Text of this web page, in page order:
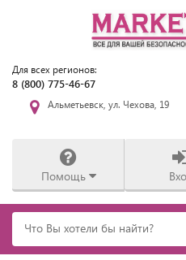
Для всех регионов:
8 (800) 775-46-67
Альметьевск, ул. Чехова, 19
Помощь